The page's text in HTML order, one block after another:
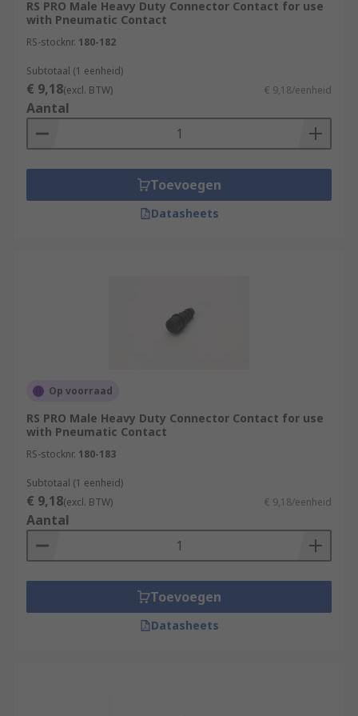
RS PRO Male Heavy Duty Connector Contact for use
with Pneumatic Contact
RS-stocknr. 180-182
Subtotaal (1 eenheid)
€ 9,18(excl. BTW) € 9,18/eenheid
Aantal
Toevoegen
Datasheets
Op voorraad
RS PRO Male Heavy Duty Connector Contact for use
with Pneumatic Contact
RS-stocknr. 180-183
Subtotaal (1 eenheid)
€ 9,18(excl. BTW) € 9,18/eenheid
Aantal
Toevoegen
Datasheets